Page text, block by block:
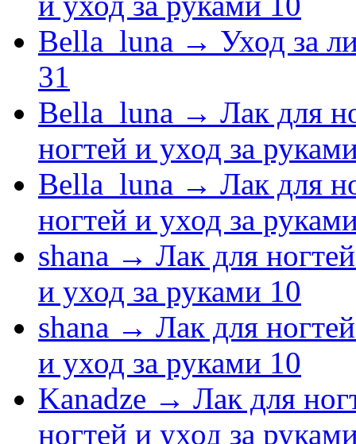
Bella_luna → Уход за
31
Bella_luna → Лак для
ногтей и уход за
Bella_luna → Лак для
ногтей и уход за
shana → Лак для
и уход за руками 10
shana → Лак для
и уход за руками 10
Kanadze → Лак для
ногтей и уход за